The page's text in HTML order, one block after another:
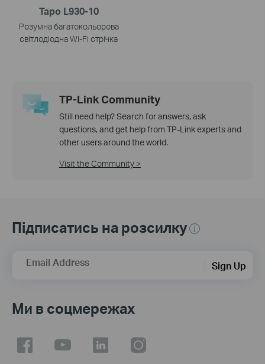
Tapo L930-10
Розумна багатокольорова
світлодіодна Wi-Fi стрічка
TP-Link Community
Still need help? Search for answers, ask
questions, and get help from TP-Link experts and
other users around the world.
Visit the Community >
Підписатись на розсилку
Email Address Sign Up
Ми в соцмережах